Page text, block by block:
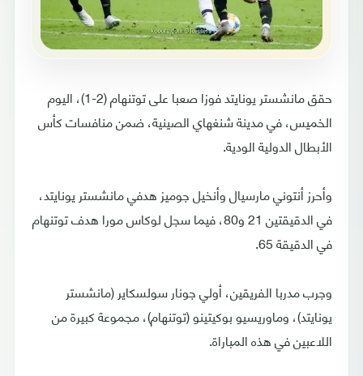
حقق مانشستر يونايتد فوزا صعبا على توتنهام (2-1)، اليوم
الخميس، في مدينة شنغهاي الصينية، ضمن منافسات كأس
الأبطال الدولية الودية.
وأحرز أنتوني مارسيال وأنخيل جوميز هدفي مانشستر يونايتد،
في الدقيقتين 21 و80، فيما سجل لوكاس مورا هدف توتنهام
في الدقيقة 65.
وجرب مدربا الفريقين، أولي جونار سولسكاير (مانشستر
يونايتد)، وماوريسيو بوكيتينو (توتنهام)، مجموعة كبيرة من
اللاعبين في هذه المباراة.